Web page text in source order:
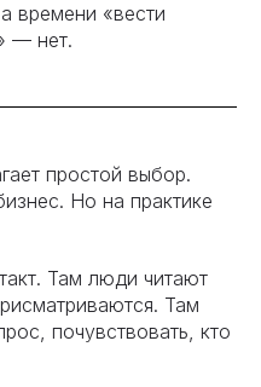
времени «вести
— нет.
простой выбор.
Но на практике
Там люди читают
Там
почувствовать, кто